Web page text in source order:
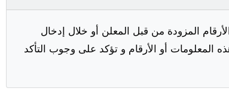
المزودة من قبل المعلن أو خلال إدخال
المعلومات أو الأرقام و تؤكد على وجوب التأكد